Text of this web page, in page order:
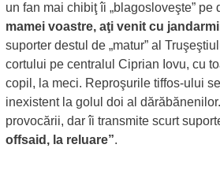
un fan mai chibiţ îi „blagosloveşte” pe
mamei voastre, aţi venit cu
suporter destul de „matur” al
cortului pe centralul Ciprian Iovu, cu
copil, la meci. Reproşurile tiffos-ului
inexistent la golul doi al
provocării, dar îi transmite scurt
offsaid, la reluare”.